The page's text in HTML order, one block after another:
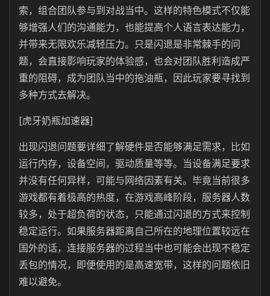
索，组合团队参与到对战当中。这样的特色模式不仅能
够增强人们的沟通能力，也能提高个人语言表达能力，
并带来无限欢乐减轻压力。只是闪退是非常棘手的问
题，会直接影响玩家的体验感，也会对团队胜利造成严
重的阻碍，成为团队当中的拖油瓶，因此玩家要寻找到
多种方式去解决。
[虎牙奶瓶加速器]
出现闪退问题要详细了解硬件是否能够满足需求，比如
运行内存，设备空间，驱动质量等等。当设备满足要求
并没有任何异样，可能与网络因素有关。毕竟当前很多
游戏都有着极高的热度，在游戏高峰阶段，服务器人数
较多，处于超负荷的状态，只能通过闪退的方式来控制
稳定运行。如果服务器距离自己所在的地理位置较远在
国外的话，连接服务器的过程当中也可能会出现不稳定
丢包的情况，即便使用的是高速宽带，这样的问题依旧
难以避免。